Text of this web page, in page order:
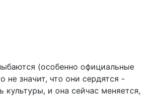
(особенно официальные
не значит, что они сердятся -
культуры, и она сейчас меняется,